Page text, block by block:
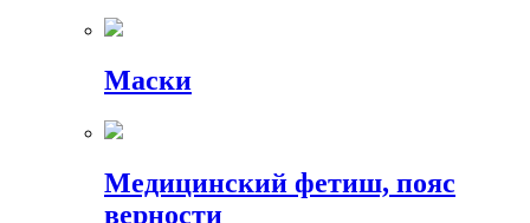
Маски
Медицинский фетиш, пояс
верности